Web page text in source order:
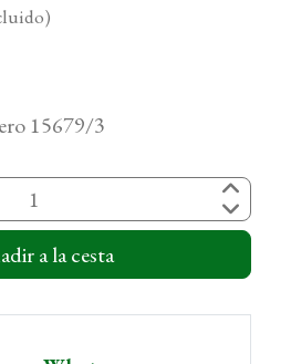
15679/3
a la cesta